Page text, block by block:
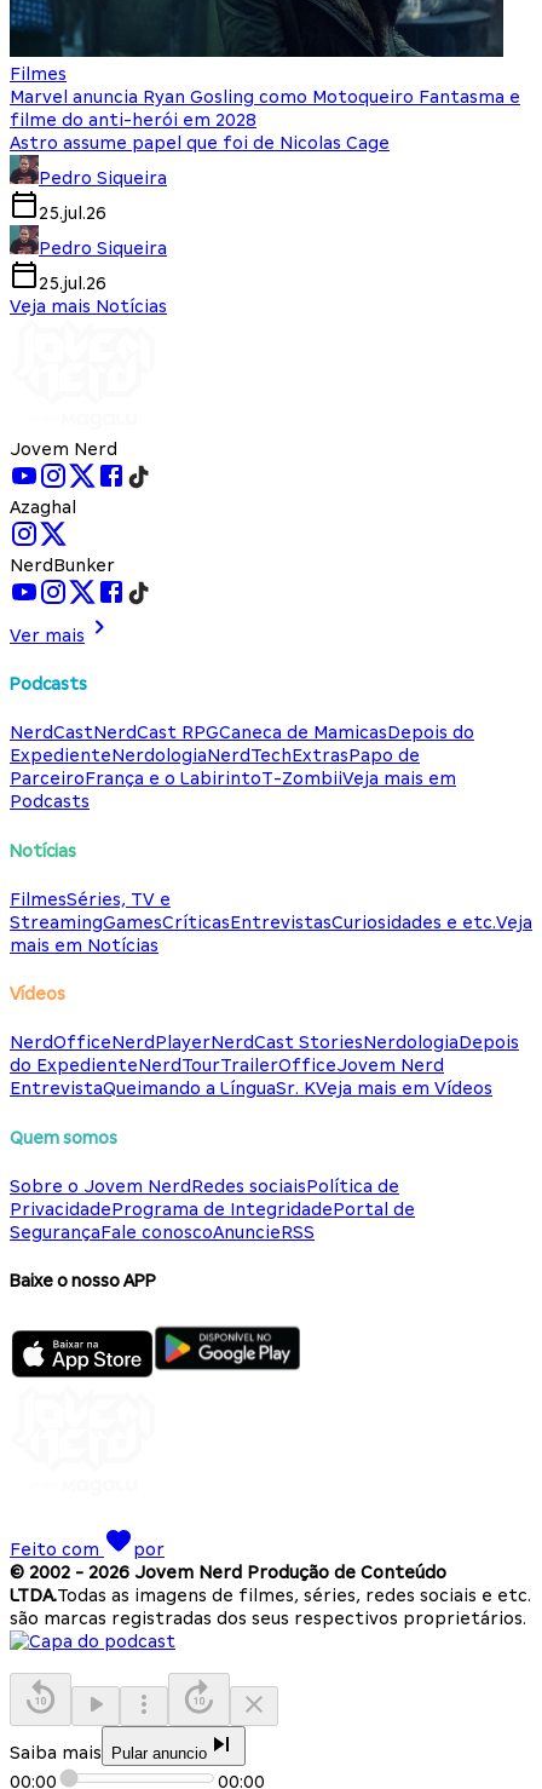
Filmes
Marvel anuncia Ryan Gosling como Motoqueiro Fantasma e
filme do anti-herói em 2028
Astro assume papel que foi de Nicolas Cage
Pedro Siqueira
25.jul.26
Pedro Siqueira
25.jul.26
Veja mais Notícias
Jovem Nerd
Azaghal
NerdBunker
Ver mais
Podcasts
NerdCastNerdCast RPGCaneca de MamicasDepois do
ExpedienteNerdologiaNerdTechExtrasPapo de
ParceiroFrança e o LabirintoT-ZombiiVeja mais em
Podcasts
Notícias
FilmesSéries, TV e
StreamingGamesCríticasEntrevistasCuriosidades e etc.Veja
mais em Notícias
Vídeos
NerdOfficeNerdPlayerNerdCast StoriesNerdologiaDepois
do ExpedienteNerdTourTrailerOfficeJovem Nerd
EntrevistaQueimando a LínguaSr. KVeja mais em Vídeos
Quem somos
Sobre o Jovem NerdRedes sociaisPolítica de
PrivacidadePrograma de IntegridadePortal de
SegurançaFale conoscoAnuncieRSS
Baixe o nosso APP
Feito com
por
© 2002 - 2026 Jovem Nerd Produção de Conteúdo
LTDA.Todas as imagens de filmes, séries, redes sociais e etc.
são marcas registradas dos seus respectivos proprietários.
Saiba mais Pular anuncio
00:00 00:00